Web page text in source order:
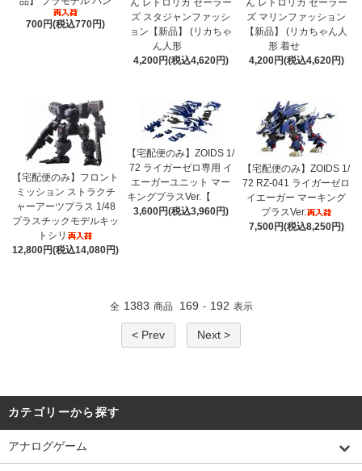
700円(税込770円)
ん レトロリカ セーラー
ズ スタジャンファッシ
ョン【新品】 (リカちゃ
ん人形
4,200円(税込4,620円)
ん レトロリカ セーラー
ズ マリンファッション
【新品】 (リカちゃん人
形 着せ
4,200円(税込4,620円)
【宅配便のみ】フロント
ミッション ストラクチ
ャーアーツプラス 1/48
プラスチックモデルキッ
トシリ
12,800円(税込14,080円)
【宅配便のみ】ZOIDS 1/
72 ライガーゼロ専用 イ
エーガーユニット マー
キングプラスVer.【
3,600円(税込3,960円)
【宅配便のみ】ZOIDS 1/
72 RZ-041 ライガーゼロ
イエーガー マーキング
プラスVer.
7,500円(税込8,250円)
全 1383 商品 169 - 192 表示
< Prev Next >
カテゴリーから探す
アナログゲーム